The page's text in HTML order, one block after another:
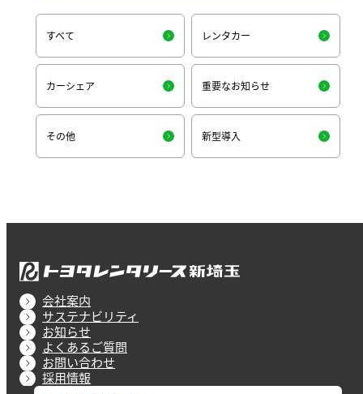
すべて レンタカー
カーシェア 重要なお知らせ
その他 新型導入
会社案内
サステナビリティ
お知らせ
よくあるご質問
お問い合わせ
採用情報